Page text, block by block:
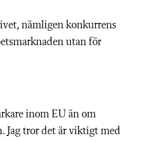
nämligen konkurrens
utan för
inom EU än om
Jag tror det är viktigt med